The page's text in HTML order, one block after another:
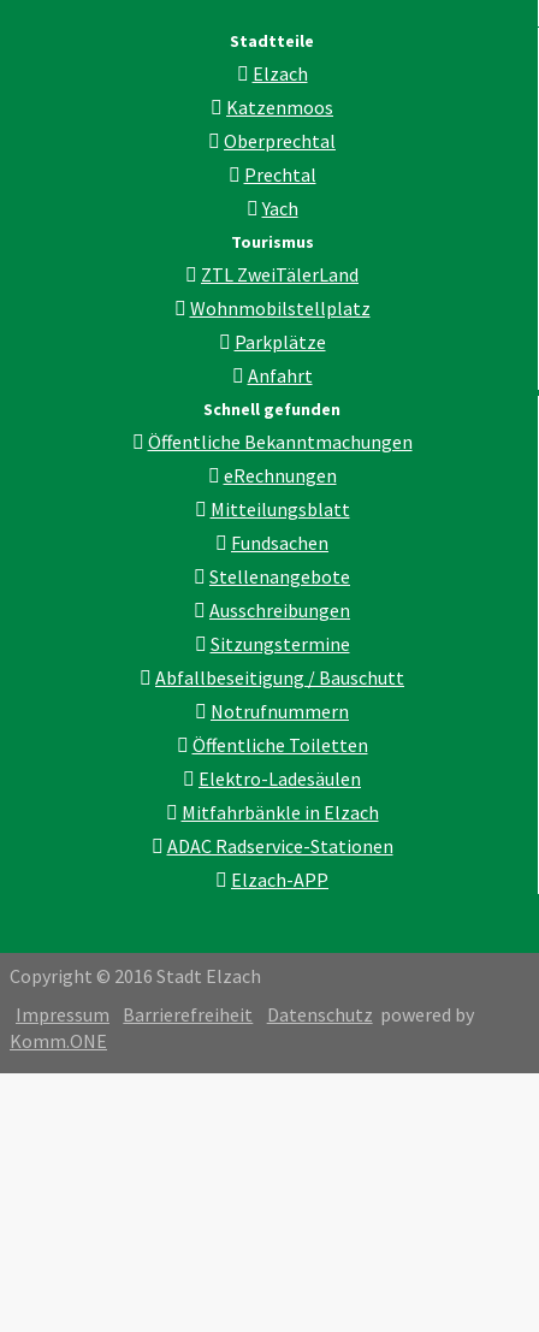
Stadtteile
Elzach
Katzenmoos
Oberprechtal
Prechtal
Yach
Tourismus
ZTL ZweiTälerLand
Wohnmobilstellplatz
Parkplätze
Anfahrt
Schnell gefunden
Öffentliche Bekanntmachungen
eRechnungen
Mitteilungsblatt
Fundsachen
Stellenangebote
Ausschreibungen
Sitzungstermine
Abfallbeseitigung / Bauschutt
Notrufnummern
Öffentliche Toiletten
Elektro-Ladesäulen
Mitfahrbänkle in Elzach
ADAC Radservice-Stationen
Elzach-APP
Copyright © 2016 Stadt Elzach
Impressum
Barrierefreiheit Datenschutz powered by
Komm.ONE